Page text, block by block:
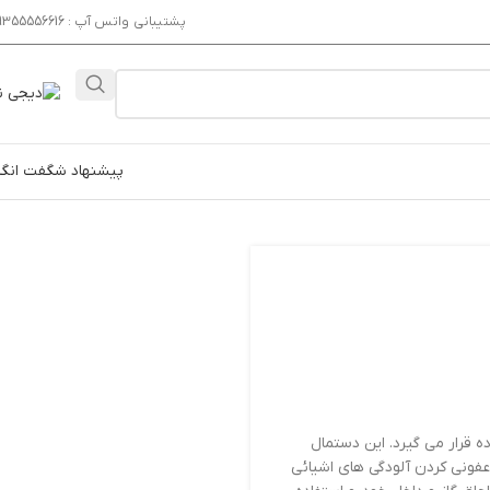
پشتیبانی واتس آپ : 09355556616
پیشنهاد شگفت
قرار می گیرد. این دستمال
کردن آلودگی های اشیائی